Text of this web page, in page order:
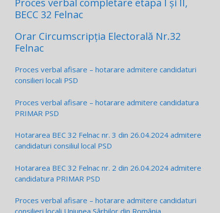
Proces verbal completare etapa I și II,
BECC 32 Felnac
Orar Circumscripția Electorală Nr.32
Felnac
Proces verbal afisare – hotarare admitere candidaturi
consilieri locali PSD
Proces verbal afisare – hotarare admitere candidatura
PRIMAR PSD
Hotararea BEC 32 Felnac nr. 3 din 26.04.2024 admitere
candidaturi consiliul local PSD
Hotararea BEC 32 Felnac nr. 2 din 26.04.2024 admitere
candidatura PRIMAR PSD
Proces verbal afisare – hotarare admitere candidaturi